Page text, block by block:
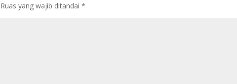
Ruas yang wajib ditandai*